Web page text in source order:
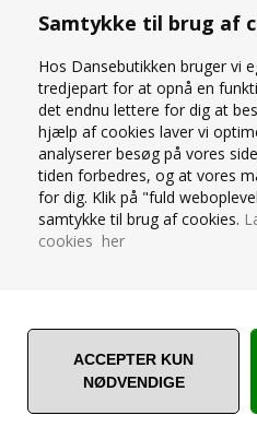
Samtykke til brug af
Hos Dansebutikken bruger vi
tredjepart for at opnå en
det endnu lettere for dig at
hjælp af cookies laver vi
analyserer besøg på vores
tiden forbedres, og at vores
for dig. Klik på "fuld
samtykke til brug af cookies.
cookies her
L108 NAV
Varenummer:
OM PRODUKTET
Flot mørkeblå blank heldragt
Valley
Rund halsudskæring for og
Perfekte til gymnastiktræning.
tæt og kraftig kvalitet.
SPØRG OS